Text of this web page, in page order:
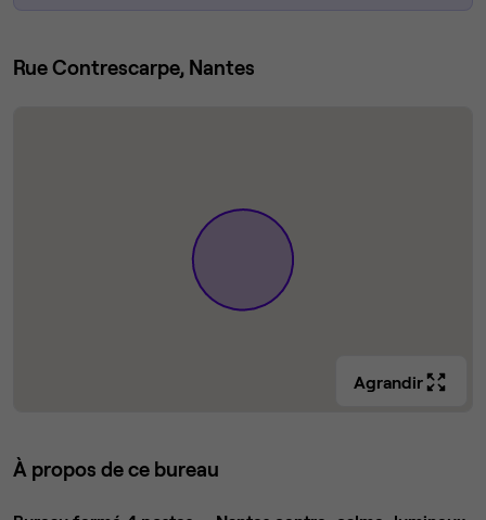
Rue Contrescarpe, Nantes
Agrandir
À propos de ce bureau